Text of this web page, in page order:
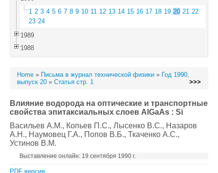
1 2 3 4 5 6 7 8 9 10 11 12 13 14 15 16 17 18 19 20 21 22
23 24
1989
1988
Home » Письма в журнал технической физики » Год 1990,
выпуск 20 » Статья стр. 1 >>>
Влияние водорода на оптические и транспортные
свойства эпитаксиальных слоев AlGaAs : Si
Васильев A.M., Копьев П.С., Лысенко B.C., Назаров
А.Н., Наумовец Г.А., Попов В.Б., Ткаченко А.С.,
Устинов В.М.
Выставление онлайн: 19 сентября 1990 г.
PDF версия